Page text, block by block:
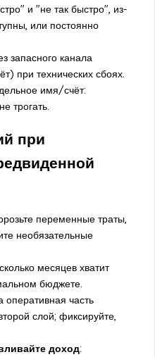
и "не так быстро", из-
или постоянно
запасного канала
при технических сбоях.
имя/счёт:
трогать.
при
переменные траты,
необязательные
месяцев хватит
бюджете.
оперативная часть
слой; фиксируйте,
доход: